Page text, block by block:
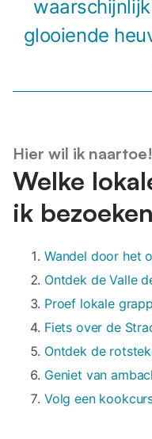
glooiende
Hier wil ik naartoe!
Welke
ik
Wandel door het
Ontdek de Valle
Proef lokale
Fiets over de
Ontdek de
Geniet van
Volg een